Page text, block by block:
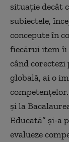
situație decât
subiectele,
concepute în
fiecărui item îi
când
globală, ai o
și la
Educată” și-a
evalueze